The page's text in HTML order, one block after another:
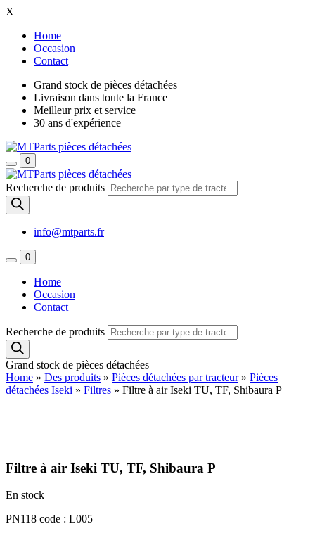
X
Home
Occasion
Contact
Grand stock de pièces détachées
Livraison dans toute la France
Meilleur prix et service
30 ans d'expérience
0
Recherche de produits
info@mtparts.fr
0
Home
Occasion
Contact
Recherche de produits
Grand stock de pièces détachées
Home » Des produits » Pièces détachées par tracteur» Pièces
détachées Iseki » Filtres » Filtre à air Iseki TU, TF, Shibaura P
Filtre à air Iseki TU, TF, Shibaura P
En stock
PN118 code : L005